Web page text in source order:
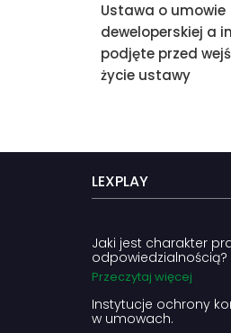
Ustawa o umowie
deweloperskiej a
podjęte przed
życie ustawy
LEXPLAY
Jaki jest charakter
odpowiedzialnością?
Przeczytaj więcej
Instytucje ochrony
w umowach.